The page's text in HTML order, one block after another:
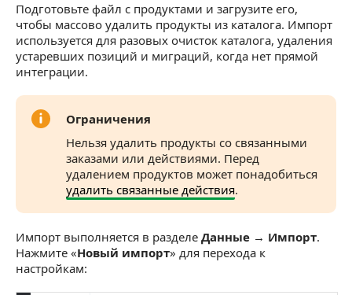
Шаг 3. Сопоставьте поля файла
Шаг 4. Проверьте и запустите импорт
Как отслеживать импорт
Результат импорта
Подготовьте файл с продуктами и загрузите его,
чтобы массово удалить продукты из каталога. Импорт
используется для разовых очисток каталога, удаления
устаревших позиций и миграций, когда нет прямой
интеграции.
Ограничения
Нельзя удалить продукты со связанными
заказами или действиями. Перед
удалением продуктов может понадобиться
удалить связанные действия.
Импорт выполняется в разделе Данные → Импорт.
Нажмите «Новый импорт» для перехода к
настройкам: